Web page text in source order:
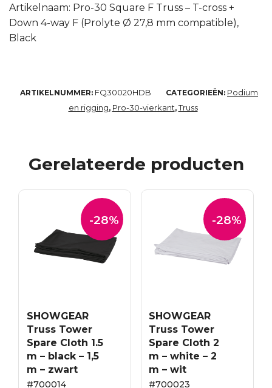
Artikelnaam: Pro-30 Square F Truss – T-cross +
Down 4-way F (Prolyte Ø 27,8 mm compatible),
Black
ARTIKELNUMMER: FQ30020HDB CATEGORIEËN: Podium
en rigging, Pro-30-vierkant,Truss
Gerelateerde producten
-28%
SHOWGEAR
Truss Tower
Spare Cloth 1.5
m – black – 1,5
m – zwart
#700014
-28%
SHOWGEAR
Truss Tower
Spare Cloth 2
m – white – 2
m – wit
#700023